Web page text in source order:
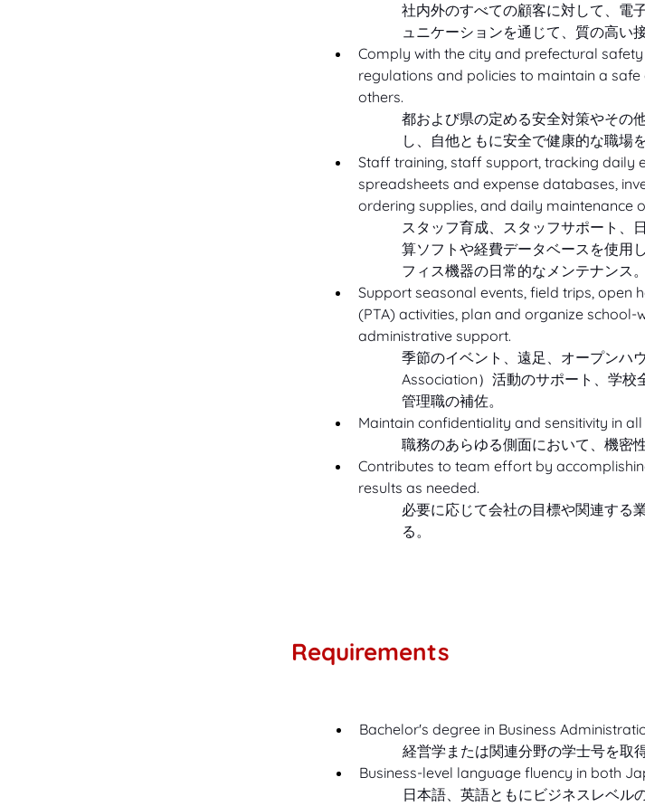
社内外のすべての顧客に対して、電
ュニケーションを通じて、質の高い
Comply with the city and prefectural
regulations and policies to maintain a
others.
都および県の定める安全対策やその
し、自他ともに安全で健康的な職場
Staff training, staff support, tracking daily
spreadsheets and expense databases,
ordering supplies, and daily maintenance
スタッフ育成、スタッフサポート、
算ソフトや経費データベースを使用
フィス機器の日常的なメンテナンス。
Support seasonal events, field trips, open
(PTA) activities, plan and organize school-
administrative support.
季節のイベント、遠足、オープンハ
Association）活動のサポート、学校
管理職の補佐。
Maintain confidentiality and sensitivity in
職務のあらゆる側面において、機密
Contributes to team effort by
results as needed.
必要に応じて会社の目標や関連する
る。
Requirements
Bachelor's degree in Business
経営学または関連分野の学士号を取
Business-level language fluency in both
日本語、英語ともにビジネスレベル